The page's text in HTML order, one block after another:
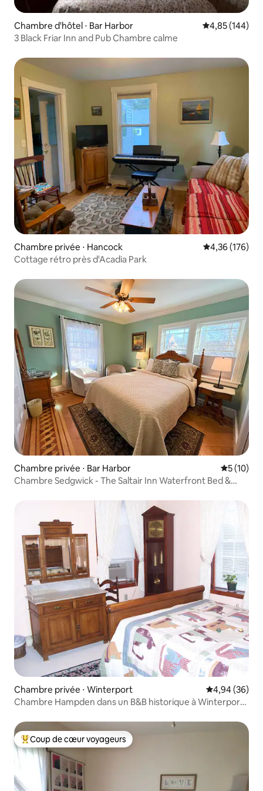
Chambre d'hôtel ⋅ Bar Harbor Évaluation
4,85 (144)
3 Black Friar Inn and Pub Chambre calme
Chambre privée ⋅ Hancock Évaluation
4,36 (176)
Cottage rétro près d'Acadia Park
Chambre privée ⋅ Bar Harbor
5 (10)
Chambre Sedgwick - The Saltair Inn Waterfront Bed &
Chambre privée ⋅ Winterport Évaluation
4,94 (36)
Chambre Hampden dans un B&B historique à Winterport,
Coups de cœur voyageurs les plus appréciés
Coup de cœur voyageurs